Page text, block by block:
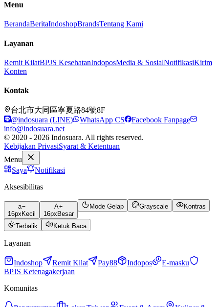
Menu
BerandaBeritaIndoshopBrandsTentang Kami
Layanan
Remit KilatBPJS KesehatanIndoposMedia & SosialNotifikasiKirim
Konten
Kontak
台北市大同區寧夏路84號8F
@indosuara (LINE)
WhatsApp CS
Facebook Fanpage
info@indosuara.net
© 2020 - 2026 Indosuara. All rights reserved.
Kebijakan PrivasiSyarat & Ketentuan
Menu
Saya
Notifikasi
Aksesibilitas
a
16px Kecil
A
16px Besar
Mode Gelap Grayscale Kontras
Terbalik Ketuk Baca
Layanan
Indoshop Remit Kilat Pay88 Indopos
E-masku
BPJS Ketenagakerjaan
Komunitas